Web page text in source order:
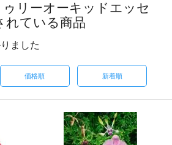
リーオーキッドエッセ
れている商品
ました
価格順 新着順